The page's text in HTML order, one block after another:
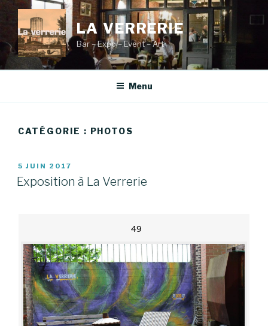
contenu
principal
LA VERRERIE
Bar – Expo – Event – Art
Menu
CATÉGORIE : PHOTOS
PUBLIÉ
LE
5 JUIN 2017
Exposition à La Verrerie
49